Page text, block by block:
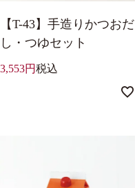
【T-43】手造りかつおだ
し・つゆセット
3,553 税込